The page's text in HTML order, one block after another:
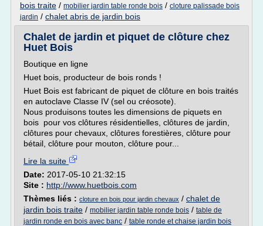
bois traite / mobilier jardin table ronde bois / cloture palissade bois
jardin / chalet abris de jardin bois
Chalet de jardin et piquet de clôture chez
Huet Bois
Boutique en ligne
Huet bois, producteur de bois ronds !
Huet Bois est fabricant de piquet de clôture en bois traités
en autoclave Classe IV (sel ou créosote).
Nous produisons toutes les dimensions de piquets en
bois pour vos clôtures résidentielles, clôtures de jardin,
clôtures pour chevaux, clôtures forestières, clôture pour
bétail, clôture pour mouton, clôture pour...
Lire la suite
Date: 2017-05-10 21:32:15
Site : http://www.huetbois.com
Thèmes liés : cloture en bois pour jardin chevaux / chalet de
jardin bois traite / mobilier jardin table ronde bois / table de
jardin ronde en bois avec banc / table ronde et chaise jardin bois